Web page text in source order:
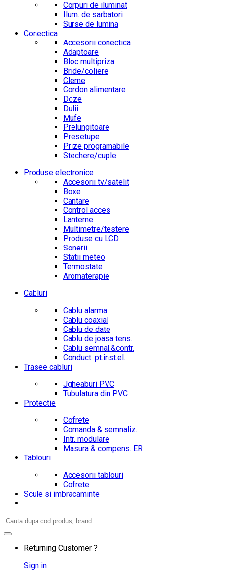
Corpuri de iluminat
Ilum. de sarbatori
Surse de lumina
Conectica
Accesorii conectica
Adaptoare
Bloc multipriza
Bride/coliere
Cleme
Cordon alimentare
Doze
Dulii
Mufe
Prelungitoare
Presetupe
Prize programabile
Stechere/cuple
Produse electronice
Accesorii tv/satelit
Boxe
Cantare
Control acces
Lanterne
Multimetre/testere
Produse cu LCD
Sonerii
Statii meteo
Termostate
Aromaterapie
Cabluri
Cablu alarma
Cablu coaxial
Cablu de date
Cablu de joasa tens.
Cablu semnal.&contr.
Conduct. pt.inst.el.
Trasee cabluri
Jgheaburi PVC
Tubulatura din PVC
Protectie
Cofrete
Comanda & semnaliz.
Intr. modulare
Masura & compens. ER
Tablouri
Accesorii tablouri
Cofrete
Scule si imbracaminte
Search
for:
Returning Customer ?
Sign in